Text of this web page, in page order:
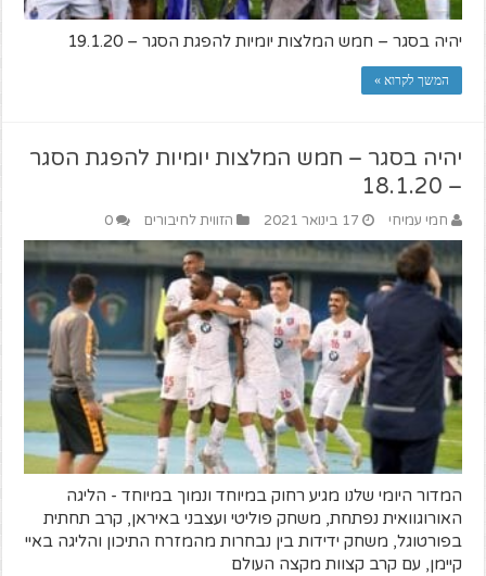
יהיה בסגר – חמש המלצות יומיות להפגת הסגר – 19.1.20
המשך לקרוא »
יהיה בסגר – חמש המלצות יומיות להפגת הסגר
– 18.1.20
חמי עמיחי 17 בינואר 2021 הזווית לחיבורים 0
המדור היומי שלנו מגיע רחוק במיוחד ונמוך במיוחד - הליגה
האורוגוואית נפתחת, משחק פוליטי ועצבני באיראן, קרב תחתית
בפורטוגל, משחק ידידות בין נבחרות מהמזרח התיכון והליגה באיי
קיימן, עם קרב קצוות מקצה העולם